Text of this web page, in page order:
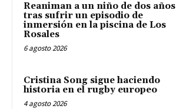
Reaniman a un niño de dos años
tras sufrir un episodio de
inmersión en la piscina de Los
Rosales
6 agosto 2026
Cristina Song sigue haciendo
historia en el rugby europeo
4 agosto 2026